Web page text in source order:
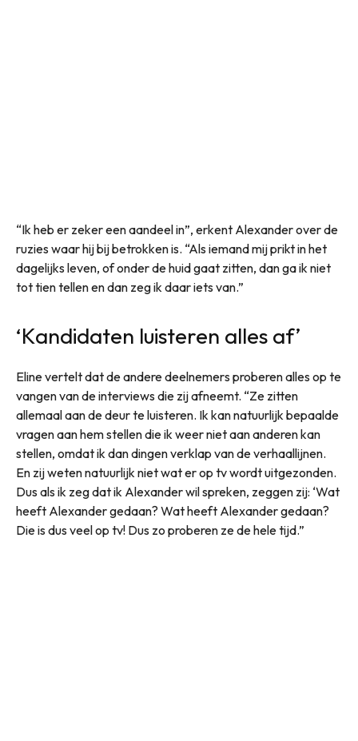
“Ik heb er zeker een aandeel in”, erkent Alexander over de
ruzies waar hij bij betrokken is. “Als iemand mij prikt in het
dagelijks leven, of onder de huid gaat zitten, dan ga ik niet
tot tien tellen en dan zeg ik daar iets van.”
‘Kandidaten luisteren alles af’
Eline vertelt dat de andere deelnemers proberen alles op te
vangen van de interviews die zij afneemt. “Ze zitten
allemaal aan de deur te luisteren. Ik kan natuurlijk bepaalde
vragen aan hem stellen die ik weer niet aan anderen kan
stellen, omdat ik dan dingen verklap van de verhaallijnen.
En zij weten natuurlijk niet wat er op tv wordt uitgezonden.
Dus als ik zeg dat ik Alexander wil spreken, zeggen zij: ‘Wat
heeft Alexander gedaan? Wat heeft Alexander gedaan?
Die is dus veel op tv! Dus zo proberen ze de hele tijd.”